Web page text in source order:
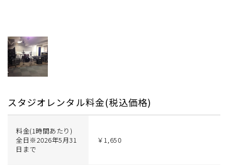
スタジオレンタル料金(税込価格)
料金(1時間あたり)
全日※2026年5月31
日まで
￥1,650